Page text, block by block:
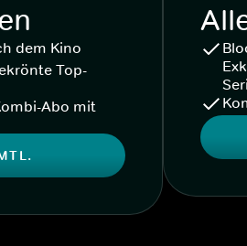
dem Kino
Top-
Abo mit